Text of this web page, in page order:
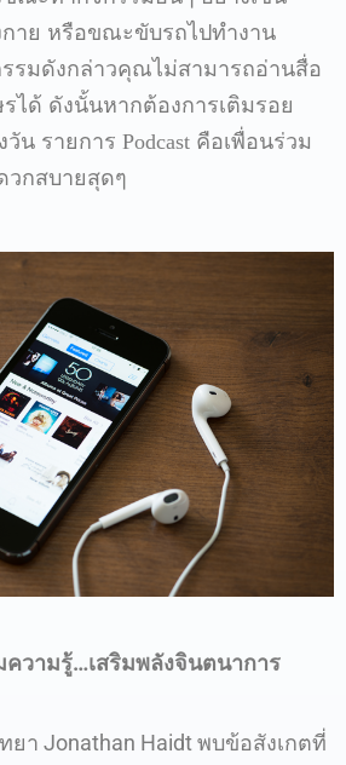
าย หรือขณะขับรถไปทำงาน
รรมดังกล่าวคุณไม่สามารถอ่านสื่อ
ได้ ดังนั้นหากต้องการเติมรอย
น รายการ Podcast คือเพื่อนร่วม
วกสบายสุดๆ
ความรู้…เสริมพลังจินตนาการ
า Jonathan Haidt พบข้อสังเกตที่